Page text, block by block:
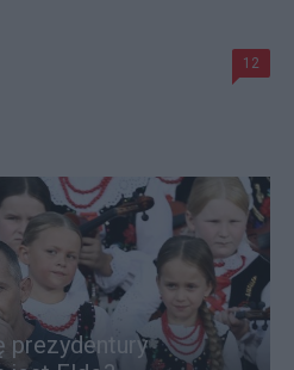
12
prezydentury